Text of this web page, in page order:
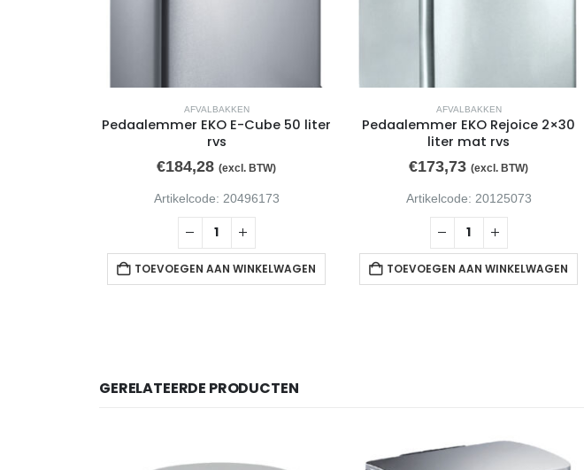
AFVALBAKKEN
Pedaalemmer EKO E-Cube 50 liter
rvs
€184,28 (excl. BTW)
Artikelcode: 20496173
TOEVOEGEN AAN WINKELWAGEN
AFVALBAKKEN
Pedaalemmer EKO Rejoice 2×30
liter mat rvs
€173,73 (excl. BTW)
Artikelcode: 20125073
TOEVOEGEN AAN WINKELWAGEN
GERELATEERDE PRODUCTEN